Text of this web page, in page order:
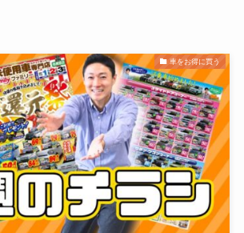
車をお得に買う